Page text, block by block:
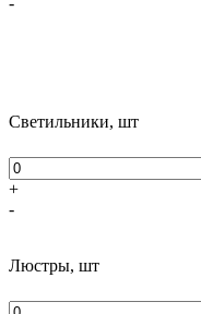
Светильники, шт
+
-
Люстры, шт